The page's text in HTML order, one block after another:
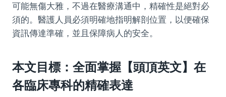
可能無傷大雅，不過在醫療溝通中，精確性是絕對必
須的。醫護人員必須明確地指明解剖位置，以便確保
資訊傳達準確，並且保障病人的安全。
本文目標：全面掌握【頭頂英文】在
各臨床專科的精確表達